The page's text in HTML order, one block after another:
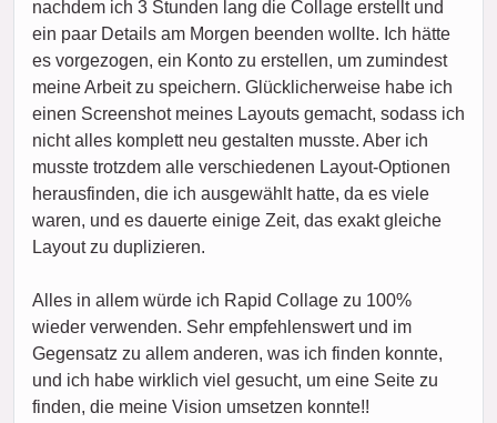
nachdem ich 3 Stunden lang die Collage erstellt und
ein paar Details am Morgen beenden wollte. Ich hätte
es vorgezogen, ein Konto zu erstellen, um zumindest
meine Arbeit zu speichern. Glücklicherweise habe ich
einen Screenshot meines Layouts gemacht, sodass ich
nicht alles komplett neu gestalten musste. Aber ich
musste trotzdem alle verschiedenen Layout-Optionen
herausfinden, die ich ausgewählt hatte, da es viele
waren, und es dauerte einige Zeit, das exakt gleiche
Layout zu duplizieren.
Alles in allem würde ich Rapid Collage zu 100%
wieder verwenden. Sehr empfehlenswert und im
Gegensatz zu allem anderen, was ich finden konnte,
und ich habe wirklich viel gesucht, um eine Seite zu
finden, die meine Vision umsetzen konnte!!